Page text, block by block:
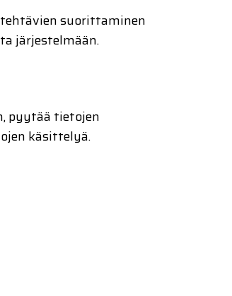
suorittaminen
järjestelmään.
pyytää tietojen
käsittelyä.